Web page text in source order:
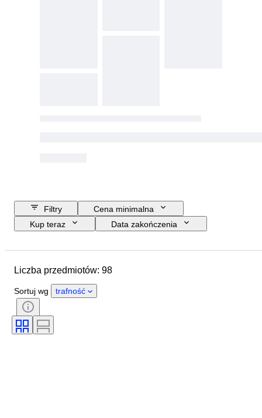
Filtry
Cena minimalna
Kup teraz
Data zakończenia
Materiał
Stan
Przetestowany i działający
Liczba przedmiotów: 98
Sortuj wg trafność